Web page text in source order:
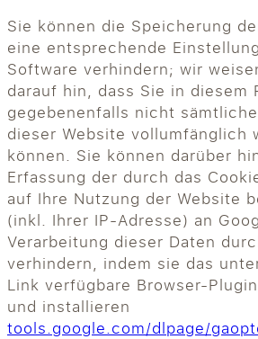
Sie können die Speicherung
eine entsprechende
Software verhindern; wir
darauf hin, dass Sie in diesem
gegebenenfalls nicht
dieser Website vollumfänglich
können. Sie können darüber
Erfassung der durch das
auf Ihre Nutzung der Website
(inkl. Ihrer IP-Adresse) an
Verarbeitung dieser Daten
verhindern, indem sie das
Link verfügbare Browser-
und installieren
tools.google.com/dlpage/